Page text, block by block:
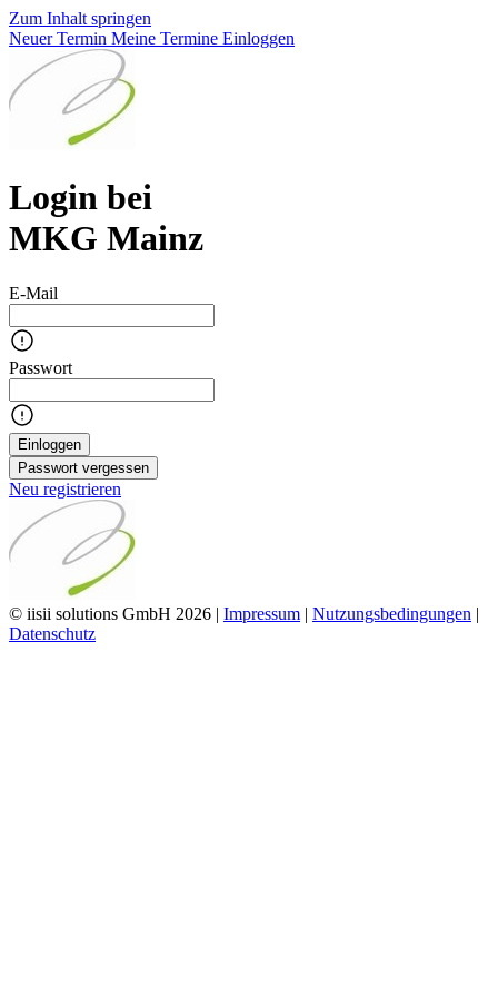
Zum Inhalt springen
Neuer Termin Meine Termine Einloggen
Login bei
MKG Mainz
E-Mail
Passwort
Einloggen
Passwort vergessen
Neu registrieren
© iisii solutions GmbH 2026 | Impressum | Nutzungsbedingungen |
Datenschutz